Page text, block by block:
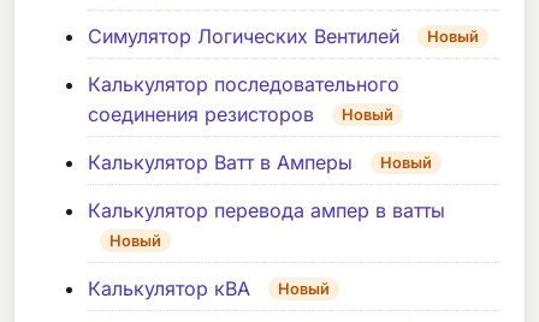
Симулятор Логических Вентилей Новый
Калькулятор последовательного
соединения резисторов
Новый
Калькулятор Ватт в Амперы Новый
Калькулятор перевода ампер в ватты
Новый
Калькулятор кВА Новый